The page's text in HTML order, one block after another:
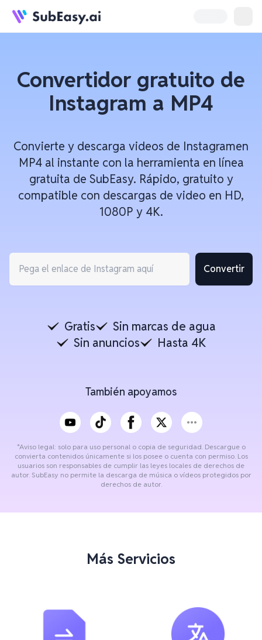
Convertidor gratuito de
Instagram a MP4
Convierte y descarga videos de Instagramen
MP4 al instante con la herramienta en línea
gratuita de SubEasy. Rápido, gratuito y
compatible con descargas de video en HD,
1080P y 4K.
Convertir
Gratis
Sin marcas de agua
Sin anuncios
Hasta 4K
También apoyamos
*Aviso legal: solo para uso personal o copia de seguridad. Descargue o
convierta contenidos únicamente si los posee o cuenta con permiso. Los
usuarios son responsables de cumplir las leyes locales de derechos de
autor. SubEasy no permite la descarga de música o vídeos protegidos por
derechos de autor.
Más Servicios